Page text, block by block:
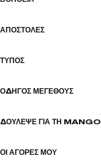
ΑΠΟΣΤΟΛΈΣ
ΤΎΠΟΣ
ΟΔΗΓΌΣ ΜΕΓΈΘΟΥΣ
ΔΟΎΛΕΨΕ ΓΙΑ ΤΗ MANGO
ΟΙ ΑΓΟΡΈΣ ΜΟΥ